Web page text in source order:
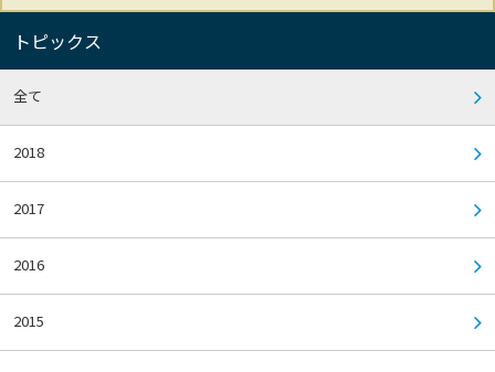
トピックス
全て
2018
2017
2016
2015